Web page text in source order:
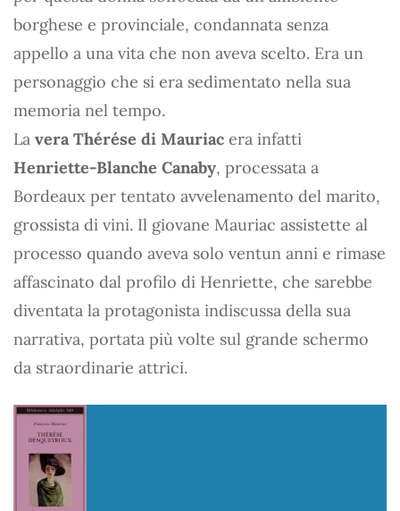
borghese e provinciale, condannata senza
appello a una vita che non aveva scelto. Era un
personaggio che si era sedimentato nella sua
memoria nel tempo.
La vera Thérése di Mauriac era infatti
Henriette-Blanche Canaby, processata a
Bordeaux per tentato avvelenamento del marito,
grossista di vini. Il giovane Mauriac assistette al
processo quando aveva solo ventun anni e rimase
affascinato dal profilo di Henriette, che sarebbe
diventata la protagonista indiscussa della sua
narrativa, portata più volte sul grande schermo
da straordinarie attrici.